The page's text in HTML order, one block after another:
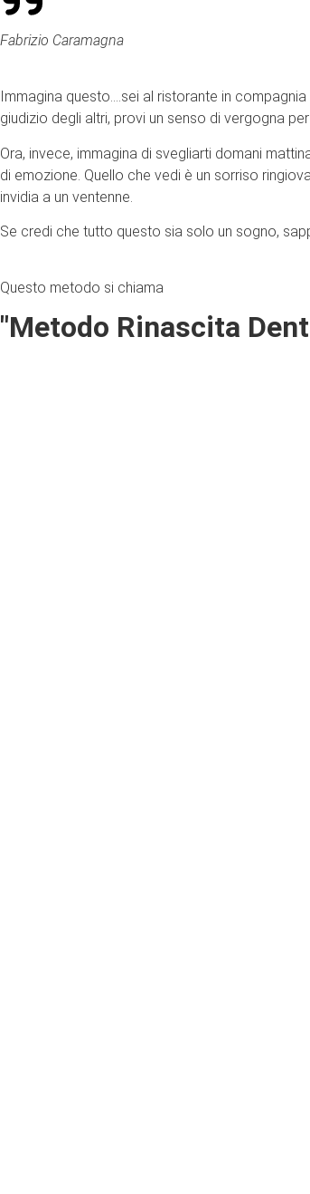
Fabrizio Caramagna
Immagina questo….sei al ristorante in
giudizio degli altri, provi un senso di vergogna
Ora, invece, immagina di svegliarti domani
di emozione. Quello che vedi è un sorriso
invidia a un ventenne.
Se credi che tutto questo sia solo un sogno,
Questo metodo si chiama
"Metodo Rinascita